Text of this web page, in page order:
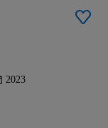
2023